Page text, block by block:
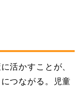
活かすことが、
つながる。児童